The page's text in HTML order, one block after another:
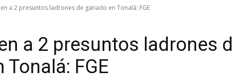
a 2 presuntos ladrones de ganado en Tonalá: FGE
a 2 presuntos ladrones
FGE